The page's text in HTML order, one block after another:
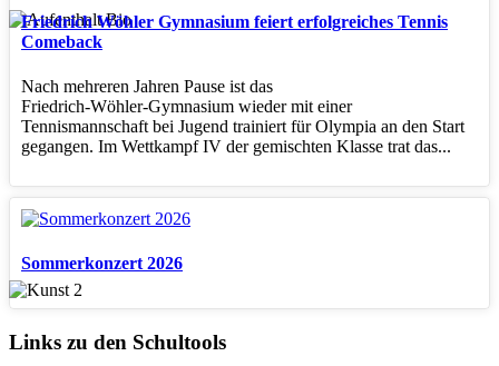
Friedrich Wöhler Gymnasium feiert erfolgreiches Tennis
Comeback
Nach mehreren Jahren Pause ist das
Friedrich‑Wöhler‑Gymnasium wieder mit einer
Tennismannschaft bei Jugend trainiert für Olympia an den Start
gegangen. Im Wettkampf IV der gemischten Klasse trat das...
Sommerkonzert 2026
Links zu den Schultools